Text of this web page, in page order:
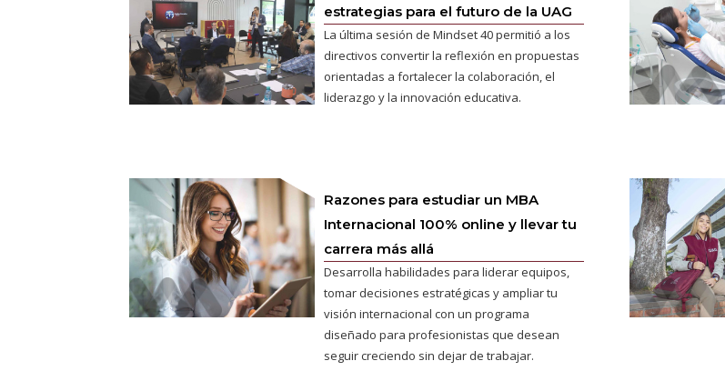
estrategias para el futuro de la UAG
La última sesión de Mindset 40 permitió a los
directivos convertir la reflexión en propuestas
orientadas a fortalecer la colaboración, el
liderazgo y la innovación educativa.
Razones para estudiar un MBA
Internacional 100% online y llevar tu
carrera más allá
Desarrolla habilidades para liderar equipos,
tomar decisiones estratégicas y ampliar tu
visión internacional con un programa
diseñado para profesionistas que desean
seguir creciendo sin dejar de trabajar.